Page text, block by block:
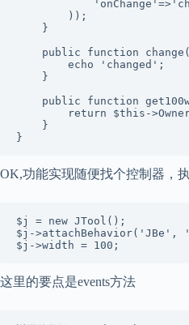
        ));
    }
public function
        echo 'changed';
    }
public function
return $this-
    }
}
OK,功能实现随便找个控制器，
$j = new JTool();
$j-
$j->width = 100;
这里的要点是events方法